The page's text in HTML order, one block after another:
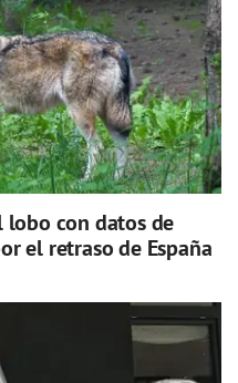
lobo con datos de
el retraso de España